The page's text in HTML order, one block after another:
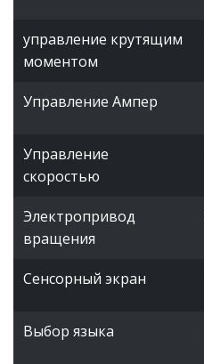
управление крутящим
моментом
Управление Ампер
Управление
скоростью
Электропривод
вращения
Сенсорный экран
Выбор языка